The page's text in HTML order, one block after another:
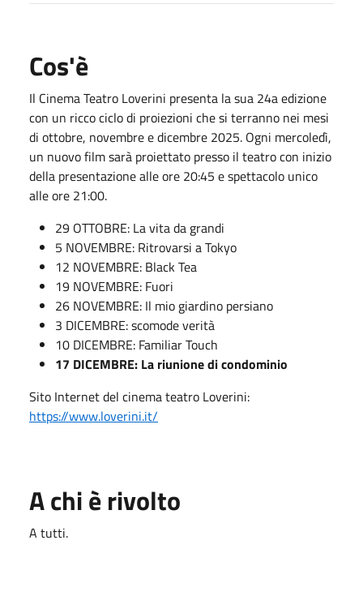
Cos'è
Il Cinema Teatro Loverini presenta la sua 24a edizione
con un ricco ciclo di proiezioni che si terranno nei mesi
di ottobre, novembre e dicembre 2025. Ogni mercoledì,
un nuovo film sarà proiettato presso il teatro con inizio
della presentazione alle ore 20:45 e spettacolo unico
alle ore 21:00.
29 OTTOBRE: La vita da grandi
5 NOVEMBRE: Ritrovarsi a Tokyo
12 NOVEMBRE: Black Tea
19 NOVEMBRE: Fuori
26 NOVEMBRE: Il mio giardino persiano
3 DICEMBRE: scomode verità
10 DICEMBRE: Familiar Touch
17 DICEMBRE: La riunione di condominio
Sito Internet del cinema teatro Loverini:
https://www.loverini.it/
A chi è rivolto
A tutti.